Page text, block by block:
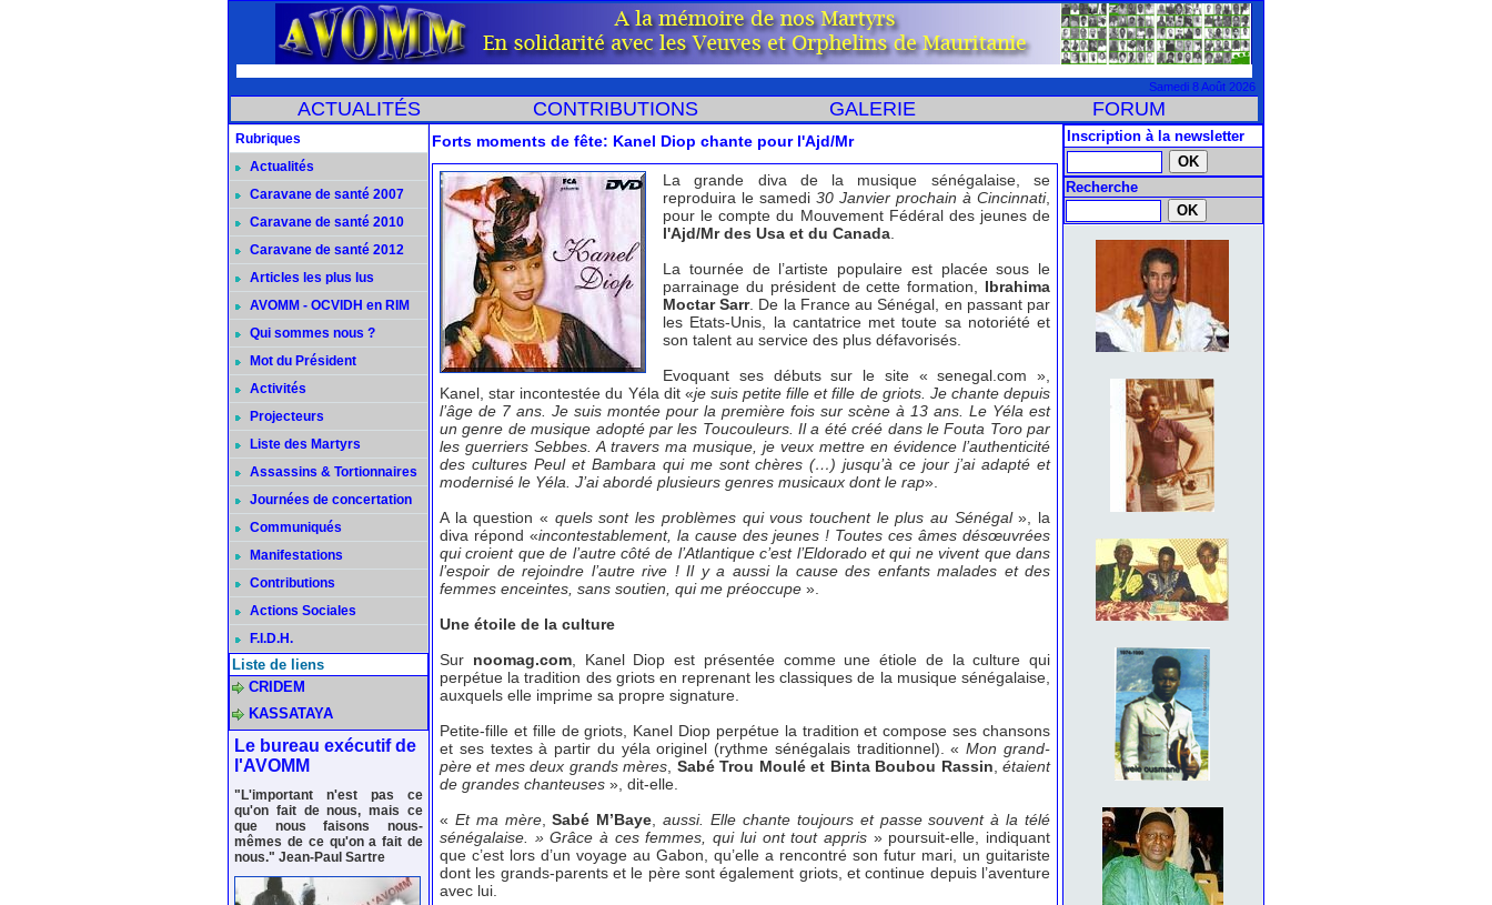
Samedi 8 Août 2026
ACTUALITÉS CONTRIBUTIONS GALERIE FORUM
Rubriques
Actualités
Caravane de santé 2007
Caravane de santé 2010
Caravane de santé 2012
Articles les plus lus
AVOMM - OCVIDH en RIM
Qui sommes nous ?
Mot du Président
Activités
Projecteurs
Liste des Martyrs
Assassins & Tortionnaires
Journées de concertation
Communiqués
Manifestations
Contributions
Actions Sociales
F.I.D.H.
Liste de liens
CRIDEM
KASSATAYA
Le bureau exécutif de
l'AVOMM
"L'important n'est pas ce
qu'on fait de nous, mais ce
que nous faisons nous-
mêmes de ce qu'on a fait de
nous." Jean-Paul Sartre
Forts moments de fête: Kanel Diop chante pour l'Ajd/Mr
La grande diva de la musique sénégalaise, se
reproduira le samedi 30 Janvier prochain à Cincinnati,
pour le compte du Mouvement Fédéral des jeunes de
l'Ajd/Mr des Usa et du Canada
La tournée de l’artiste populaire est placée sous le
parrainage du président de cette formation, Ibrahima
Moctar Sarr. De la France au Sénégal, en passant par
les Etats-Unis, la cantatrice met toute sa notoriété et
son talent au service des plus défavorisés.
Evoquant ses débuts sur le site « senegal.com »,
Kanel, star incontestée du Yéla dit «je suis petite fille et fille de griots. Je chante depuis
l’âge de 7 ans. Je suis montée pour la première fois sur scène à 13 ans. Le Yéla est
un genre de musique adopté par les Toucouleurs. Il a été créé dans le Fouta Toro par
les guerriers Sebbes. A travers ma musique, je veux mettre en évidence l’authenticité
des cultures Peul et Bambara qui me sont chères (…) jusqu’à ce jour j’ai adapté et
modernisé le Yéla. J’ai abordé plusieurs genres musicaux dont le rap».
A la question « quels sont les problèmes qui vous touchent le plus au Sénégal», la
diva répond «incontestablement, la cause des jeunes ! Toutes ces âmes désœuvrées
qui croient que de l’autre côté de l’Atlantique c’est l’Eldorado et qui ne vivent que dans
l’espoir de rejoindre l’autre rive ! Il y a aussi la cause des enfants malades et des
femmes enceintes, sans soutien, qui me préoccupe ».
Une étoile de la culture
Sur noomag.com, Kanel Diop est présentée comme une étiole de la culture qui
perpétue la tradition des griots en reprenant les classiques de la musique sénégalaise,
auxquels elle imprime sa propre signature.
Petite-fille et fille de griots, Kanel Diop perpétue la tradition et compose ses chansons
et ses textes à partir du yéla originel (rythme sénégalais traditionnel). «Mon grand-
père et mes deux grands mères Sabé Trou Moulé et Binta Boubou Rassin ,étaient
de grandes chanteuses », dit-elle.
« Et ma mère,Sabé M’Baye ,aussi. Elle chante toujours et passe souvent à la télé
sénégalaise. » Grâce à ces femmes, qui lui ont tout appris» poursuit-elle, indiquant
que c’est lors d’un voyage au Gabon, qu’elle a rencontré son futur mari, un guitariste
dont les grands-parents et le père sont également griots, et continue depuis l’aventure
avec lui.
Inscription à la newsletter
Recherche